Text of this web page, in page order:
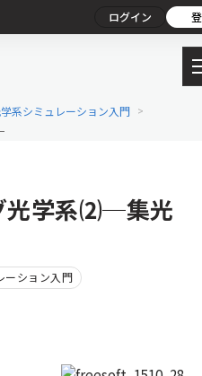
ログイン
系シミュレーション入門
光学系⑵─集光
ーション入門